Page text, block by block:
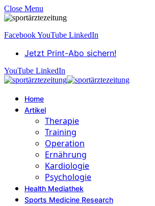
Close Menu
FacebookYouTube LinkedIn
Jetzt Print-Abo sichern!
YouTube LinkedIn
Home
Artikel
Therapie
Training
Operation
Ernährung
Kardiologie
Psychologie
Health Mediathek
Sports Medicine Research